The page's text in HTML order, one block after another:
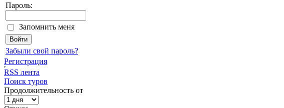
Пароль:
Запомнить меня
Забыли свой пароль?
Регистрация
RSS лента
Поиск туров
Продолжительность от